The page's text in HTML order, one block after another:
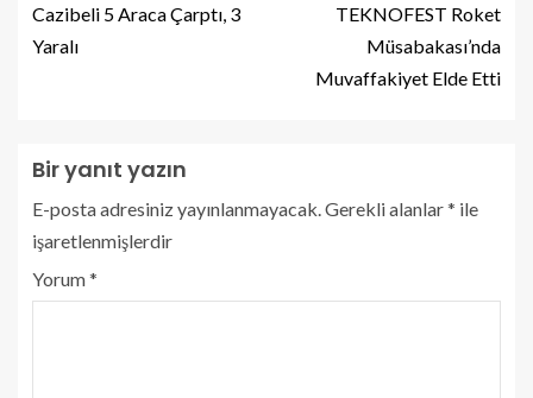
Cazibeli 5 Araca Çarptı, 3
Yaralı
TEKNOFEST Roket
Müsabakası’nda
Muvaffakiyet Elde Etti
Bir yanıt yazın
E-posta adresiniz yayınlanmayacak. Gerekli alanlar* ile
işaretlenmişlerdir
Yorum*